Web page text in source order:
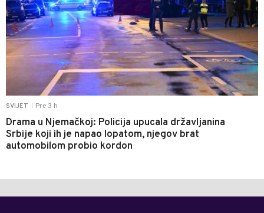
SVIJET Pre 3 h
Drama u Njemačkoj: Policija upucala državljanina
Srbije koji ih je napao lopatom, njegov brat
automobilom probio kordon